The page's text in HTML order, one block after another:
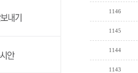
1146
1145
1144
1143